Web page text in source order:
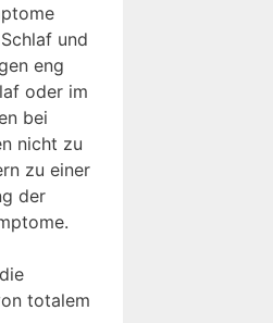
und
eng
oder im
bei
nicht zu
zu einer
der
totalem